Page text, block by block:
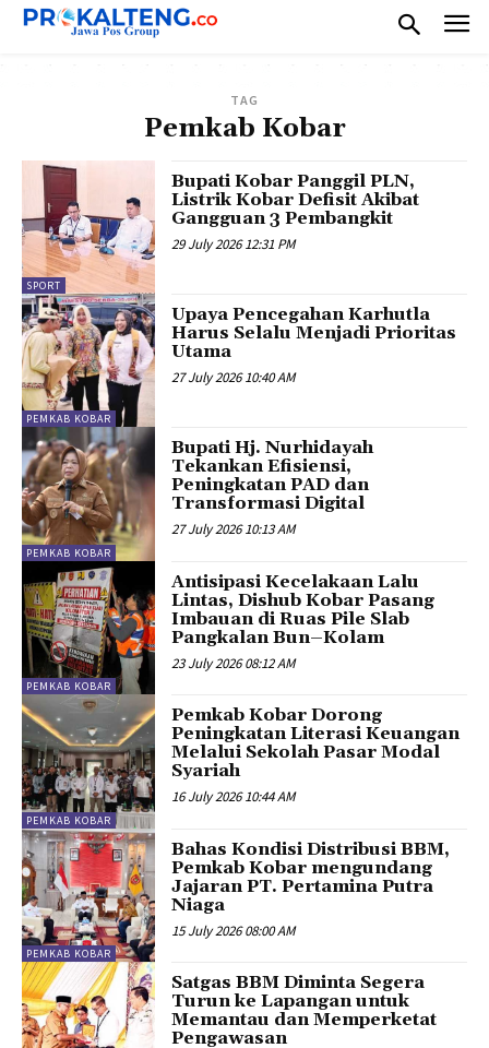
TAG
Pemkab Kobar
SPORT
Bupati Kobar Panggil PLN,
Listrik Kobar Defisit Akibat
Gangguan 3 Pembangkit
29 July 2026 12:31 PM
PEMKAB KOBAR
Upaya Pencegahan Karhutla
Harus Selalu Menjadi Prioritas
Utama
27 July 2026 10:40 AM
PEMKAB KOBAR
Bupati Hj. Nurhidayah
Tekankan Efisiensi,
Peningkatan PAD dan
Transformasi Digital
27 July 2026 10:13 AM
PEMKAB KOBAR
Antisipasi Kecelakaan Lalu
Lintas, Dishub Kobar Pasang
Imbauan di Ruas Pile Slab
Pangkalan Bun–Kolam
23 July 2026 08:12 AM
PEMKAB KOBAR
Pemkab Kobar Dorong
Peningkatan Literasi Keuangan
Melalui Sekolah Pasar Modal
Syariah
16 July 2026 10:44 AM
PEMKAB KOBAR
Bahas Kondisi Distribusi BBM,
Pemkab Kobar mengundang
Jajaran PT. Pertamina Putra
Niaga
15 July 2026 08:00 AM
Satgas BBM Diminta Segera
Turun ke Lapangan untuk
Memantau dan Memperketat
Pengawasan